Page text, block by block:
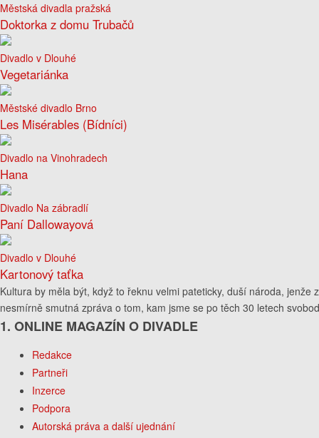
Městská divadla pražská
Doktorka z domu Trubačů
Divadlo v Dlouhé
Vegetariánka
Městské divadlo Brno
Les Misérables (Bídníci)
Divadlo na Vinohradech
Hana
Divadlo Na zábradlí
Paní Dallowayová
Divadlo v Dlouhé
Kartonový taťka
Kultura by měla být, když to řeknu velmi pateticky, duší národa,
nesmírně smutná zpráva o tom, kam jsme se po těch 30 letech
1. ONLINE MAGAZÍN O DIVADLE
Redakce
Partneři
Inzerce
Podpora
Autorská práva a další ujednání